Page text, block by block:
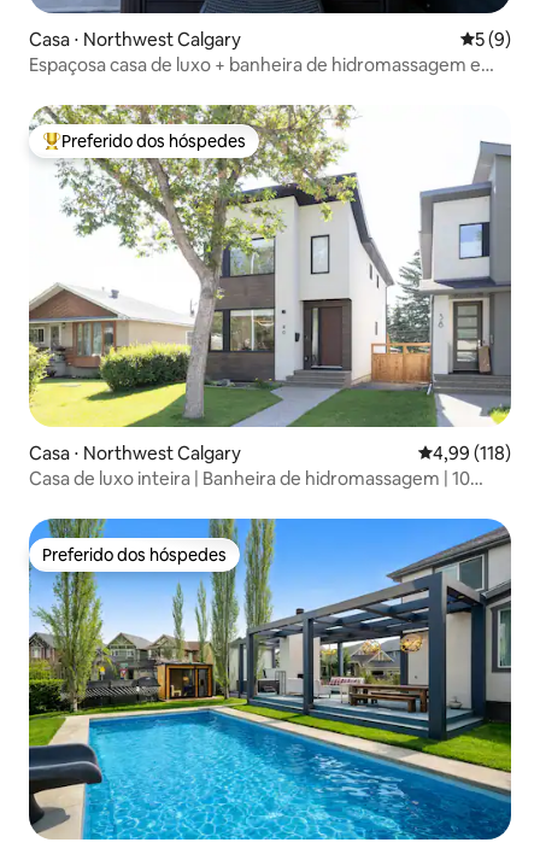
Casa ⋅ Northwest Calgary 5 de
5 (9)
Espaçosa casa de luxo + banheira de hidromassagem e
Entre os melhores preferidos dos hóspedes
Preferido dos hóspedes
Casa ⋅ Northwest Calgary 4,99 de uma
4,99 (118)
Casa de luxo inteira | Banheira de hidromassagem | 10
Preferido dos hóspedes
Preferido dos hóspedes